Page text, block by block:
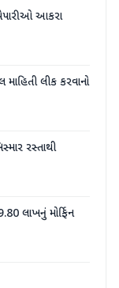
વેપારીઓ આકરા
માહિતી લીક કરવાનો
રસ્તાથી
લાખનું મોર્ફિન